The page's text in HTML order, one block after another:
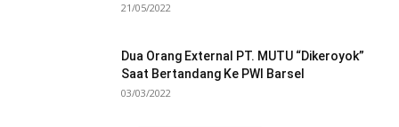
21/05/2022
Dua Orang External PT. MUTU “Dikeroyok”
Saat Bertandang Ke PWI Barsel
03/03/2022